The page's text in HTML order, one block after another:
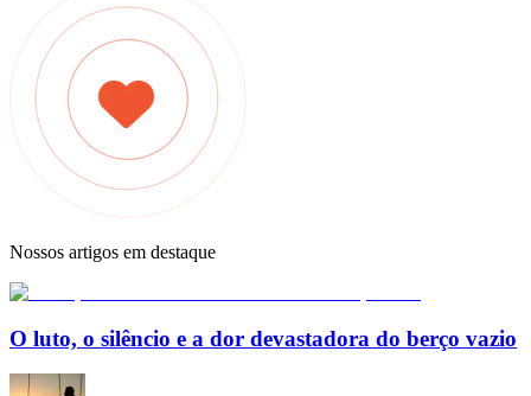
Nossos artigos em destaque
O luto, o silêncio e a dor devastadora do berço vazio